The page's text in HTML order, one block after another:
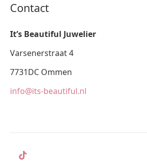
Contact
It’s Beautiful Juwelier
Varsenerstraat 4
7731DC Ommen
info@its-beautiful.nl